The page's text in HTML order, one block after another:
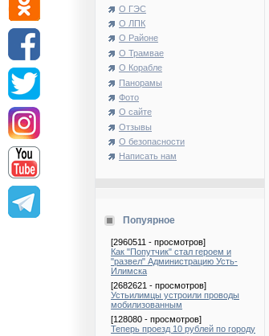
О ГЭС
О ЛПК
О Районе
О Трамвае
О Корабле
Панорамы
Фото
О сайте
Отзывы
О безопасности
Написать нам
Попуярное
[2960511 - просмотров]
Как "Попутчик" стал героем и
"развел" Администрацию Усть-
Илимска
[2682621 - просмотров]
Устьилимцы устроили проводы
мобилизованным
[128080 - просмотров]
Теперь проезд 10 рублей по городу